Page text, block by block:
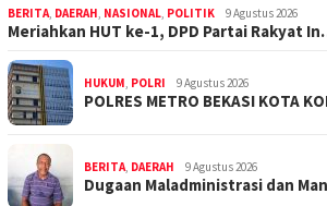
BERITA DAERAH NASIONAL POLITIK 9 Agustus 2026
Meriahkan HUT ke-1, DPD Partai Rakyat
HUKUM POLRI 9 Agustus 2026
POLRES METRO BEKASI KOTA
BERITA DAERAH 9 Agustus 2026
Dugaan Maladministrasi dan